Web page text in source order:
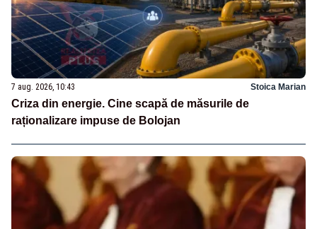
7 aug. 2026, 10:43 Stoica Marian
Criza din energie. Cine scapă de măsurile de
raționalizare impuse de Bolojan